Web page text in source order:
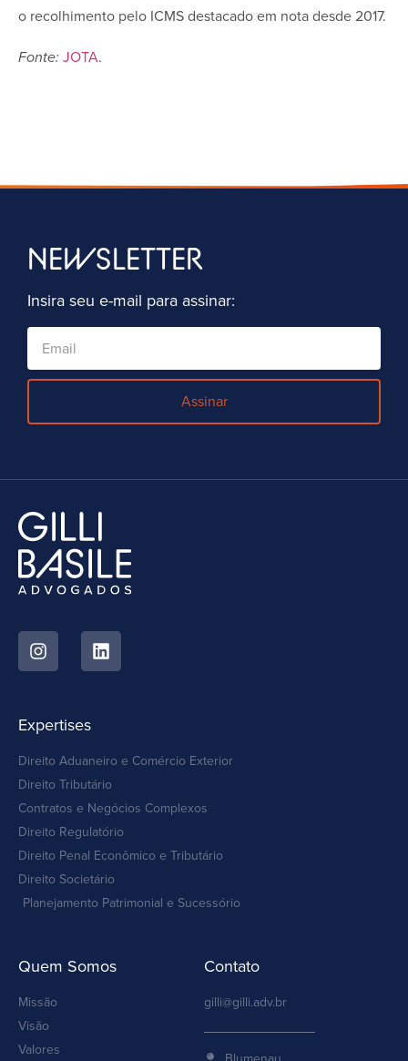
o recolhimento pelo ICMS destacado em nota desde 2017.
Fonte: JOTA.
NEWSLETTER
Insira seu e-mail para assinar:
Assinar
Expertises
Direito Aduaneiro e Comércio Exterior
Direito Tributário
Contratos e Negócios Complexos
Direito Regulatório
Direito Penal Econômico e Tributário
Direito Societário
Planejamento Patrimonial e Sucessório
Quem Somos
Missão
Visão
Valores
Contato
gilli@gilli.adv.br